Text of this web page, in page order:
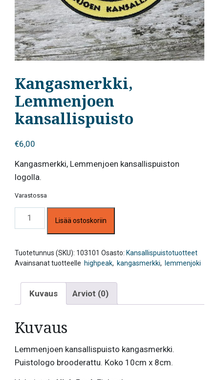
Kangasmerkki,
Lemmenjoen
kansallispuisto
€6,00
Kangasmerkki, Lemmenjoen kansallispuiston
logolla.
Varastossa
Lemmenjoen
kansallispuisto
Lisää ostoskoriin
Tuotetunnus (SKU): 103101 Osasto: Kansallispuistotuotteet
Avainsanat tuotteelle highpeak, kangasmerkki, lemmenjoki
Kuvaus Arviot (0)
Kuvaus
Lemmenjoen kansallispuisto kangasmerkki.
Puistologo brooderattu. Koko 10cm x 8cm.